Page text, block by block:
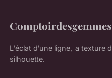
Comptoirdesgemmes
L'éclat d'une ligne, la texture
silhouette.